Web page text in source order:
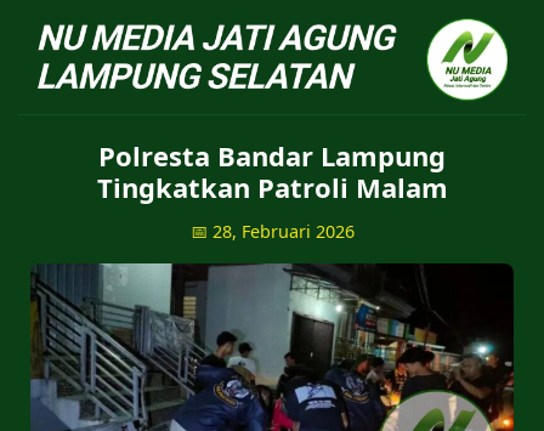
NU Jatiagung - Situs
Polresta Bandar Lampung
Tingkatkan Patroli Malam
📅 28, Februari 2026